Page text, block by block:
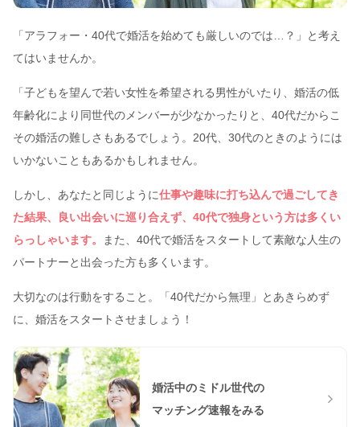
「アラフォー・40代で婚活を始めても厳しいのでは…？」と考え
てはいませんか。
「子どもを望んで若い女性を希望される男性がいたり、婚活の低
年齢化により同世代のメンバーが少なかったりと、40代だからこ
その婚活の難しさもあるでしょう。20代、30代のときのようには
いかないこともあるかもしれません。
しかし、あなたと同じように仕事や趣味に打ち込んで過ごしてき
た結果、良い出会いに巡り合えず、40代で独身という方は多くい
らっしゃいます。
また、40代で婚活をスタートして素敵な人生の
パートナーと出会った方も多くいます。
大切なのは行動をすること。「40代だから無理」とあきらめず
に、婚活をスタートさせましょう！
婚活中のミドル世代の
マッチング速報をみる